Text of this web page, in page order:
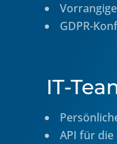
GDPR-
IT-
API für